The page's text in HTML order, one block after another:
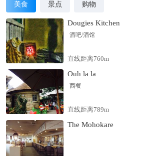
美食 景点 购物
Dougies Kitchen
酒吧/酒馆
直线距离760m
Ouh la la
西餐
直线距离789m
The Mohokare